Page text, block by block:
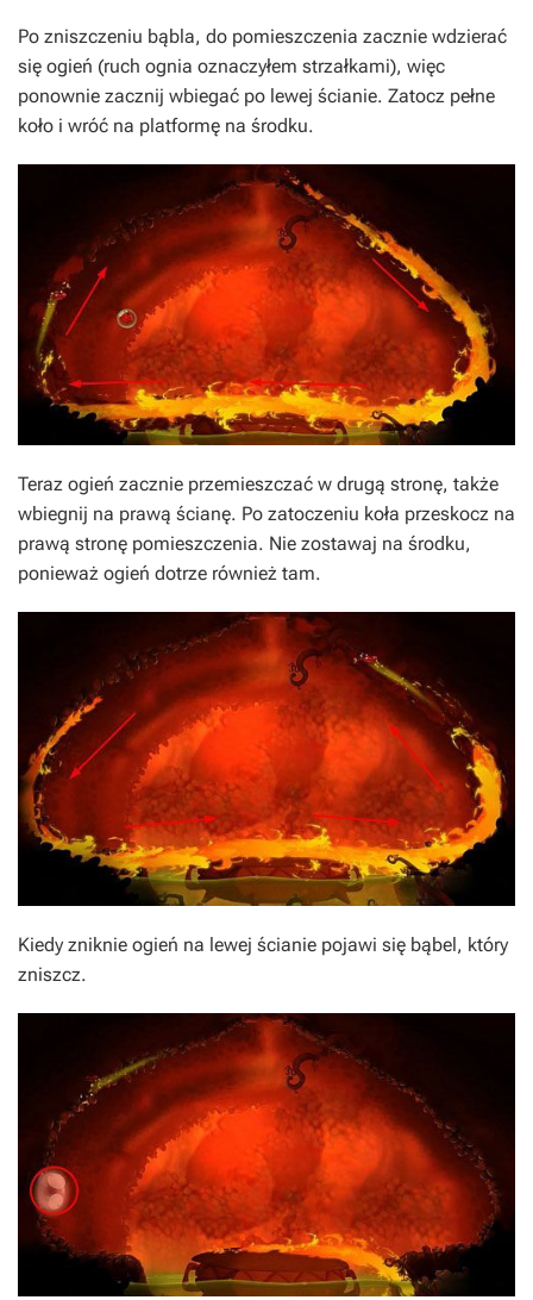
Po zniszczeniu bąbla, do pomieszczenia zacznie wdzierać
się ogień (ruch ognia oznaczyłem strzałkami), więc
ponownie zacznij wbiegać po lewej ścianie. Zatocz pełne
koło i wróć na platformę na środku.
Teraz ogień zacznie przemieszczać w drugą stronę, także
wbiegnij na prawą ścianę. Po zatoczeniu koła przeskocz na
prawą stronę pomieszczenia. Nie zostawaj na środku,
ponieważ ogień dotrze również tam.
Kiedy zniknie ogień na lewej ścianie pojawi się bąbel, który
zniszcz.